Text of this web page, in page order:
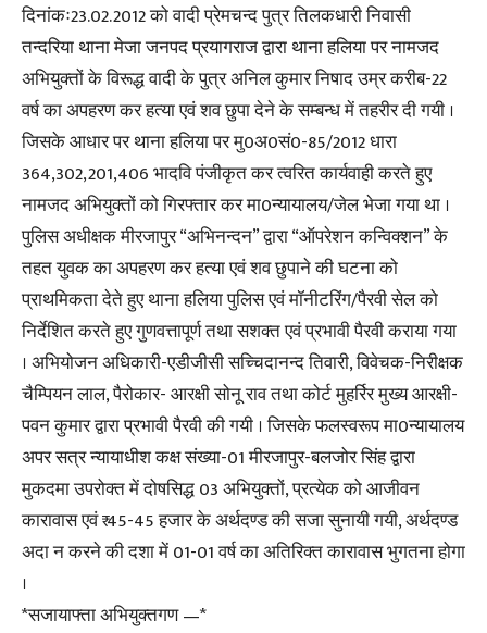
दिनांकः23.02.2012 को वादी प्रेमचन्द पुत्र तिलकधारी निवासी
तन्दरिया थाना मेजा जनपद प्रयागराज द्वारा थाना हलिया पर नामजद
अभियुक्तों के विरूद्ध वादी के पुत्र अनिल कुमार निषाद उम्र करीब-22
वर्ष का अपहरण कर हत्या एवं शव छुपा देने के सम्बन्ध में तहरीर दी गयी ।
जिसके आधार पर थाना हलिया पर मु0अ0सं0-85/2012 धारा
364,302,201,406 भादवि पंजीकृत कर त्वरित कार्यवाही करते हुए
नामजद अभियुक्तों को गिरफ्तार कर मा0न्यायालय/जेल भेजा गया था ।
पुलिस अधीक्षक मीरजापुर “अभिनन्दन” द्वारा “ऑपरेशन कन्विक्शन” के
तहत युवक का अपहरण कर हत्या एवं शव छुपाने की घटना को
प्राथमिकता देते हुए थाना हलिया पुलिस एवं मॉनीटरिंग/पैरवी सेल को
निर्देशित करते हुए गुणवत्तापूर्ण तथा सशक्त एवं प्रभावी पैरवी कराया गया
। अभियोजन अधिकारी-एडीजीसी सच्चिदानन्द तिवारी, विवेचक-निरीक्षक
चैम्पियन लाल, पैरोकार- आरक्षी सोनू राव तथा कोर्ट मुहर्रिर मुख्य आरक्षी-
पवन कुमार द्वारा प्रभावी पैरवी की गयी । जिसके फलस्वरूप मा0न्यायालय
अपर सत्र न्यायाधीश कक्ष संख्या-01 मीरजापुर-बलजोर सिंह द्वारा
मुकदमा उपरोक्त में दोषसिद्ध 03 अभियुक्तों, प्रत्येक को आजीवन
कारावास एवं ₹ 45-45 हजार के अर्थदण्ड की सजा सुनायी गयी, अर्थदण्ड
अदा न करने की दशा में 01-01 वर्ष का अतिरिक्त कारावास भुगतना होगा
।
*सजायाफ्ता अभियुक्तगण —*